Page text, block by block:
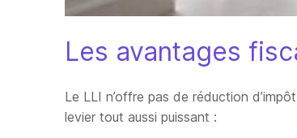
Les avantages
Le LLI n’offre pas de réduction
levier tout aussi puissant :